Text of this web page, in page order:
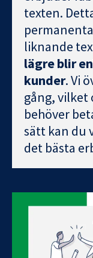
texten.
liknande
lägre blir
kunder. Vi
gång, vilket
behöver
sätt kan du
det bästa